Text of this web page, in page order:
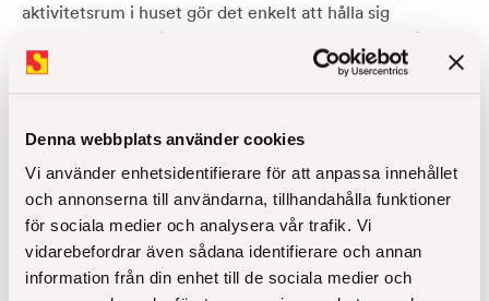
Denna webbplats använder cookies
Vi använder enhetsidentifierare för att anpassa innehållet
och annonserna till användarna, tillhandahålla funktioner
för sociala medier och analysera vår trafik. Vi
vidarebefordrar även sådana identifierare och annan
information från din enhet till de sociala medier och
aktivitetsrum i huset gör det enkelt att hålla sig
sysselsatt. Ett optimalt boende där det är lätt att trivas,
helt enkelt!
Missa inga nyheter från
Åke Sundvall